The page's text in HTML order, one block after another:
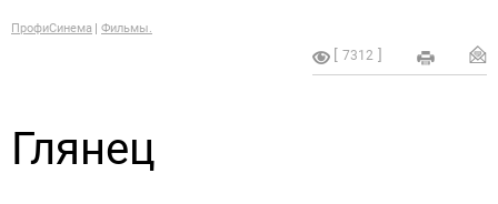
ПрофиСинема Фильмы.
7312
Глянец